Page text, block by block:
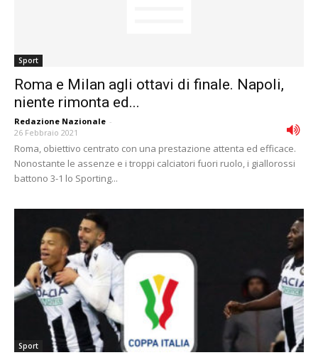
Sport
Roma e Milan agli ottavi di finale. Napoli,
niente rimonta ed...
Redazione Nazionale -
26 Febbraio 2021
Roma, obiettivo centrato con una prestazione attenta ed efficace.
Nonostante le assenze e i troppi calciatori fuori ruolo, i giallorossi
battono 3-1 lo Sporting...
Sport